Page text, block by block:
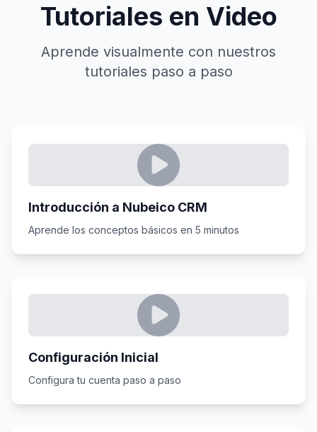
Tutoriales en Video
Aprende visualmente con nuestros
tutoriales paso a paso
Introducción a Nubeico CRM
Aprende los conceptos básicos en 5 minutos
Configuración Inicial
Configura tu cuenta paso a paso